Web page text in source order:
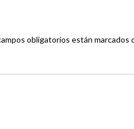
obligatorios están marcados